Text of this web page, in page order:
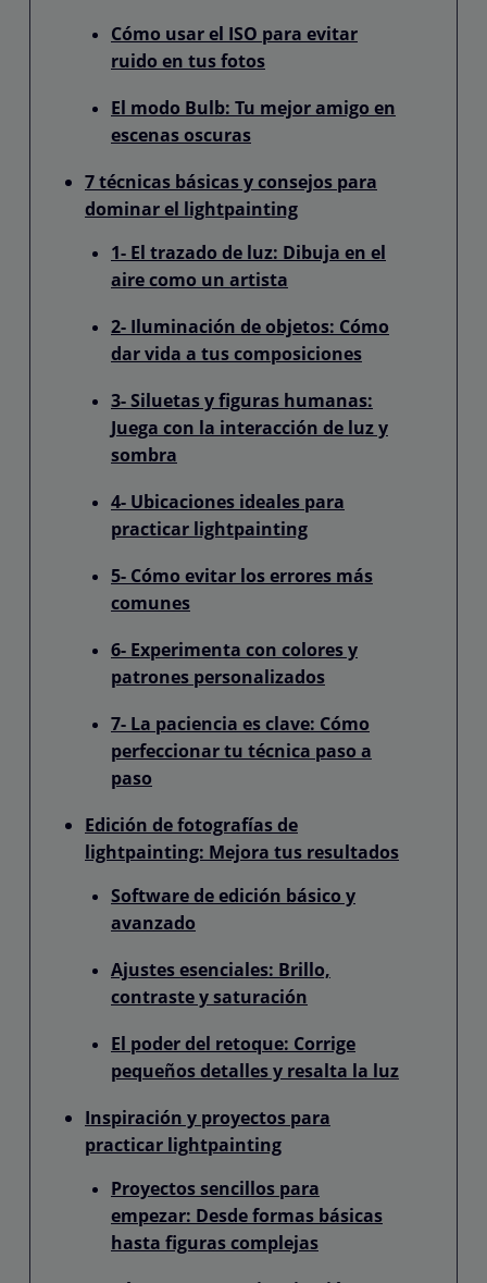
Cómo usar el ISO para evitar
ruido en tus fotos
El modo Bulb: Tu mejor amigo en
escenas oscuras
7 técnicas básicas y consejos para
dominar el lightpainting
1- El trazado de luz: Dibuja en el
aire como un artista
2- Iluminación de objetos: Cómo
dar vida a tus composiciones
3- Siluetas y figuras humanas:
Juega con la interacción de luz y
sombra
4- Ubicaciones ideales para
practicar lightpainting
5- Cómo evitar los errores más
comunes
6- Experimenta con colores y
patrones personalizados
7- La paciencia es clave: Cómo
perfeccionar tu técnica paso a
paso
Edición de fotografías de
lightpainting: Mejora tus resultados
Software de edición básico y
avanzado
Ajustes esenciales: Brillo,
contraste y saturación
El poder del retoque: Corrige
pequeños detalles y resalta la luz
Inspiración y proyectos para
practicar lightpainting
Proyectos sencillos para
empezar: Desde formas básicas
hasta figuras complejas